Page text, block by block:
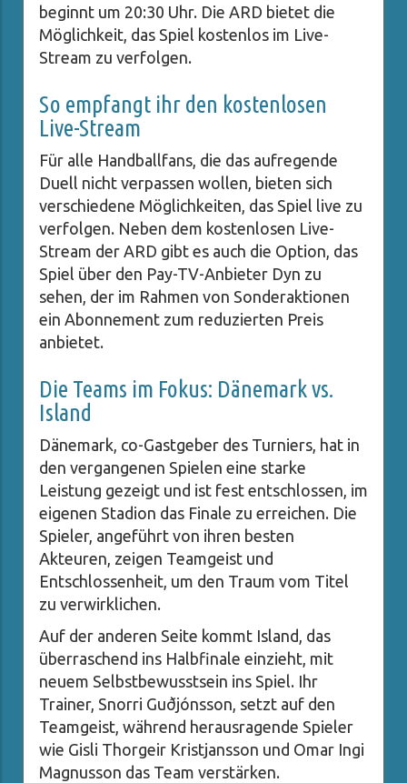
beginnt um 20:30 Uhr. Die ARD bietet die
Möglichkeit, das Spiel kostenlos im Live-
Stream zu verfolgen.
So empfangt ihr den kostenlosen
Live-Stream
Für alle Handballfans, die das aufregende
Duell nicht verpassen wollen, bieten sich
verschiedene Möglichkeiten, das Spiel live zu
verfolgen. Neben dem kostenlosen Live-
Stream der ARD gibt es auch die Option, das
Spiel über den Pay-TV-Anbieter Dyn zu
sehen, der im Rahmen von Sonderaktionen
ein Abonnement zum reduzierten Preis
anbietet.
Die Teams im Fokus: Dänemark vs.
Island
Dänemark, co-Gastgeber des Turniers, hat in
den vergangenen Spielen eine starke
Leistung gezeigt und ist fest entschlossen, im
eigenen Stadion das Finale zu erreichen. Die
Spieler, angeführt von ihren besten
Akteuren, zeigen Teamgeist und
Entschlossenheit, um den Traum vom Titel
zu verwirklichen.
Auf der anderen Seite kommt Island, das
überraschend ins Halbfinale einzieht, mit
neuem Selbstbewusstsein ins Spiel. Ihr
Trainer, Snorri Guðjónsson, setzt auf den
Teamgeist, während herausragende Spieler
wie Gisli Thorgeir Kristjansson und Omar Ingi
Magnusson das Team verstärken.